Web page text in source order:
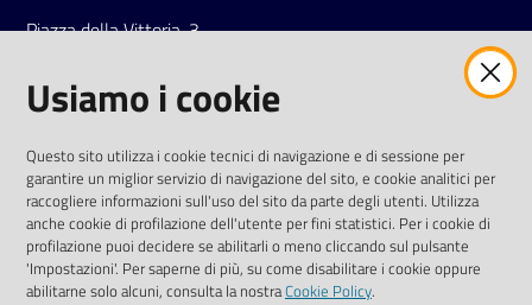
Piazza della Vittoria, 3
Tel.0522 7961
LinkedinFacebookInstagram
Usiamo i cookie
Questo sito utilizza i cookie tecnici di navigazione e di sessione per
garantire un miglior servizio di navigazione del sito, e cookie analitici per
raccogliere informazioni sull'uso del sito da parte degli utenti. Utilizza
anche cookie di profilazione dell'utente per fini statistici. Per i cookie di
profilazione puoi decidere se abilitarli o meno cliccando sul pulsante
'Impostazioni'. Per saperne di più, su come disabilitare i cookie oppure
abilitarne solo alcuni, consulta la nostraCookie Policy.